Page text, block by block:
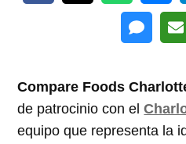
Compare Foods
de patrocinio con el
equipo que representa la